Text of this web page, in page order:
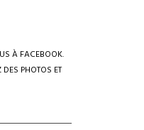
À FACEBOOK.
PHOTOS ET